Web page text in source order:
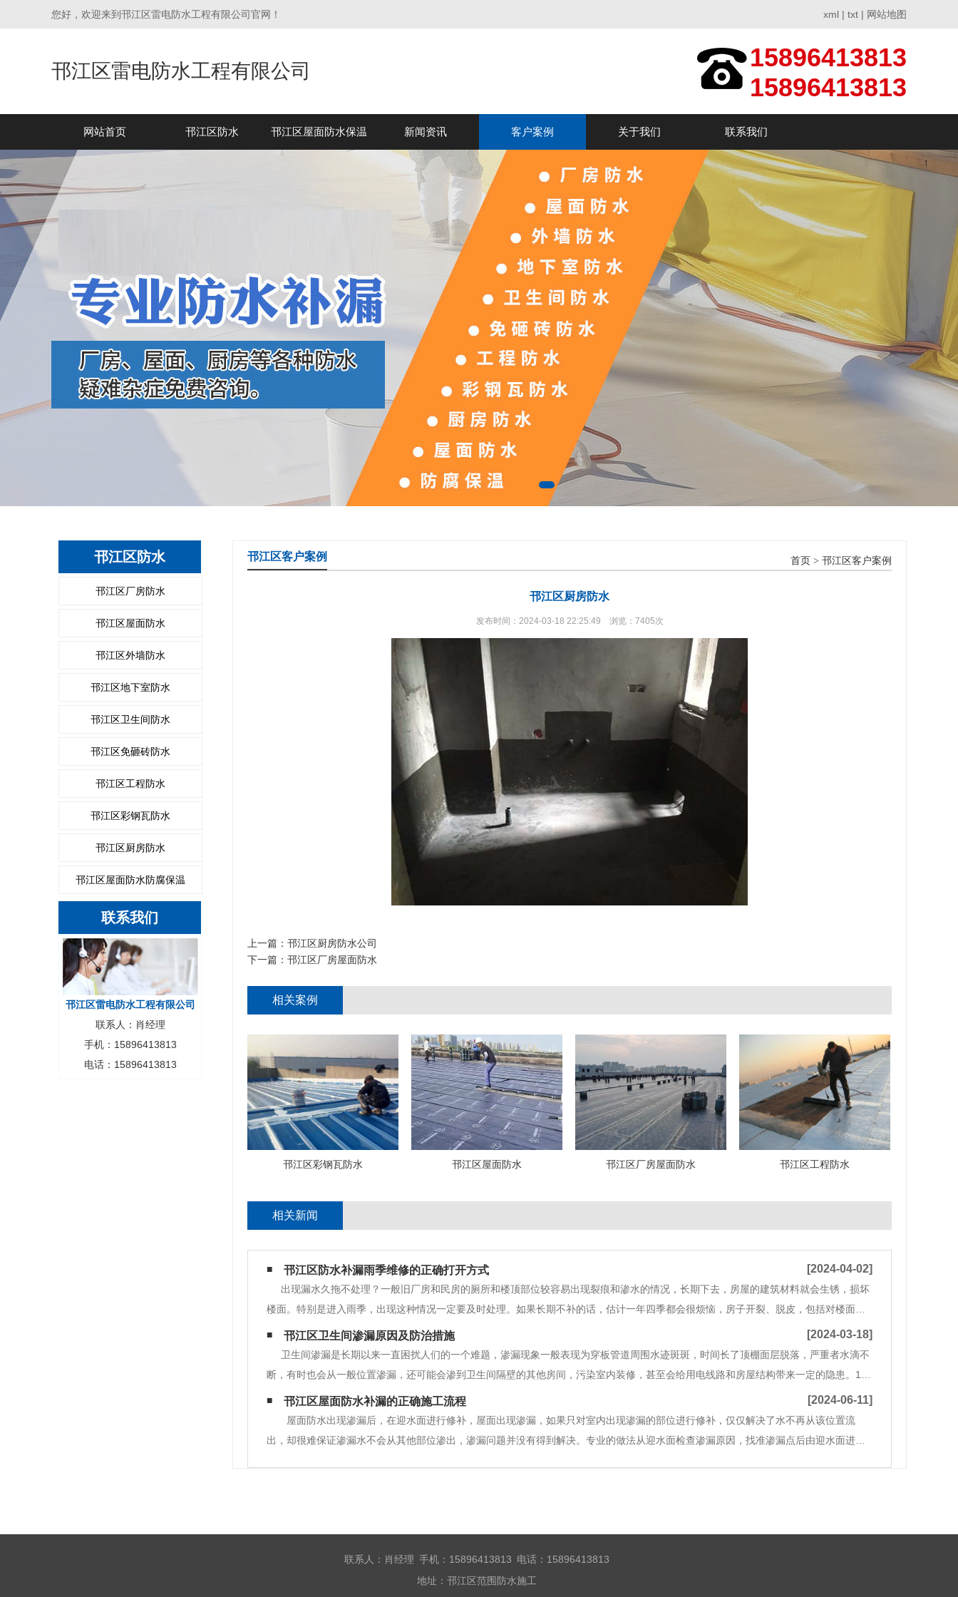
您好，欢迎来到邗江区雷电防水工程有限公司官网！ xml | txt | 网站地图
邗江区雷电防水工程有限公司
15896413813
15896413813
网站首页 邗江区防水 邗江区屋面防水保温 新闻资讯 客户案例 关于我们 联系我们
邗江区防水
邗江区厂房防水
邗江区屋面防水
邗江区外墙防水
邗江区地下室防水
邗江区卫生间防水
邗江区免砸砖防水
邗江区工程防水
邗江区彩钢瓦防水
邗江区厨房防水
邗江区屋面防水防腐保温
联系我们
邗江区雷电防水工程有限公司
联系人：肖经理
手机：15896413813
电话：15896413813
邗江区客户案例 首页 > 邗江区客户案例
邗江区厨房防水
发布时间：2024-03-18 22:25:49 浏览：7405次
上一篇： 邗江区厨房防水公司
下一篇： 邗江区厂房屋面防水
相关案例
邗江区彩钢瓦防水 邗江区屋面防水 邗江区厂房屋面防水 邗江区工程防水
相关新闻
邗江区防水补漏雨季维修的正确打开方式 [2024-04-02]
出现漏水久拖不处理？一般旧厂房和民房的厕所和楼顶部位较容易出现裂痕和渗水的情况，长期下去，房屋的建筑材料就会生锈，损坏
楼面。特别是进入雨季，出现这种情况一定要及时处理。如果长期不补的话，估计一年四季都会很烦恼，房子开裂、脱皮，包括对楼面整
体的危害性也比较大。图方便，贪便宜，找路边“补漏族”？进入雨季，大街上一些流动的“补漏族”开始活跃起来，一旦发现建筑物有裂痕或
雨天有漏水的，要请防水补漏维修公司处
邗江区卫生间渗漏原因及防治措施 [2024-03-18]
卫生间渗漏是长期以来一直困扰人们的一个难题，渗漏现象一般表现为穿板管道周围水迹斑斑，时间长了顶棚面层脱落，严重者水滴不
断，有时也会从一般位置渗漏，还可能会渗到卫生间隔壁的其他房间，污染室内装修，甚至会给用电线路和房屋结构带来一定的隐患。1
卫生间漏水的原因1.1 设计问题(1)卫生间地面及四周没有采取防水措施。(2)穿板管道要求不明确等。1.2施工问题不按设计文件或施工规范
要求，偷工减料，粗制滥造
邗江区屋面防水补漏的正确施工流程 [2024-06-11]
屋面防水出现渗漏后，在迎水面进行修补，屋面出现渗漏，如果只对室内出现渗漏的部位进行修补，仅仅解决了水不再从该位置流
出，却很难保证渗漏水不会从其他部位渗出，渗漏问题并没有得到解决。专业的做法从迎水面检查渗漏原因，找准渗漏点后由迎水面进行
联系人：肖经理 手机：15896413813 电话：15896413813
地址：邗江区范围防水施工